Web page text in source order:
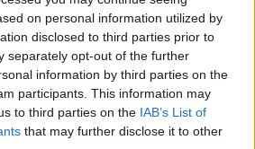
on personal information utilized by
disclosed to third parties prior to
separately opt-out of the further
information by third parties on the
participants. This information may
to third parties on the IAB’s List of
that may further disclose it to other
amelyet ő is, környezete is »elég
zongoraátirat ez esetben azért
változatban a szerző a hangulat
oldja meg. A legenda szerint
Boléroélete nagy alkotása, hiszen
Amikor pedig a bemutatóján, 1928.